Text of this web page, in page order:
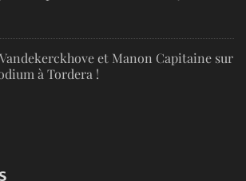
et Manon Capitaine sur
à Tordera !